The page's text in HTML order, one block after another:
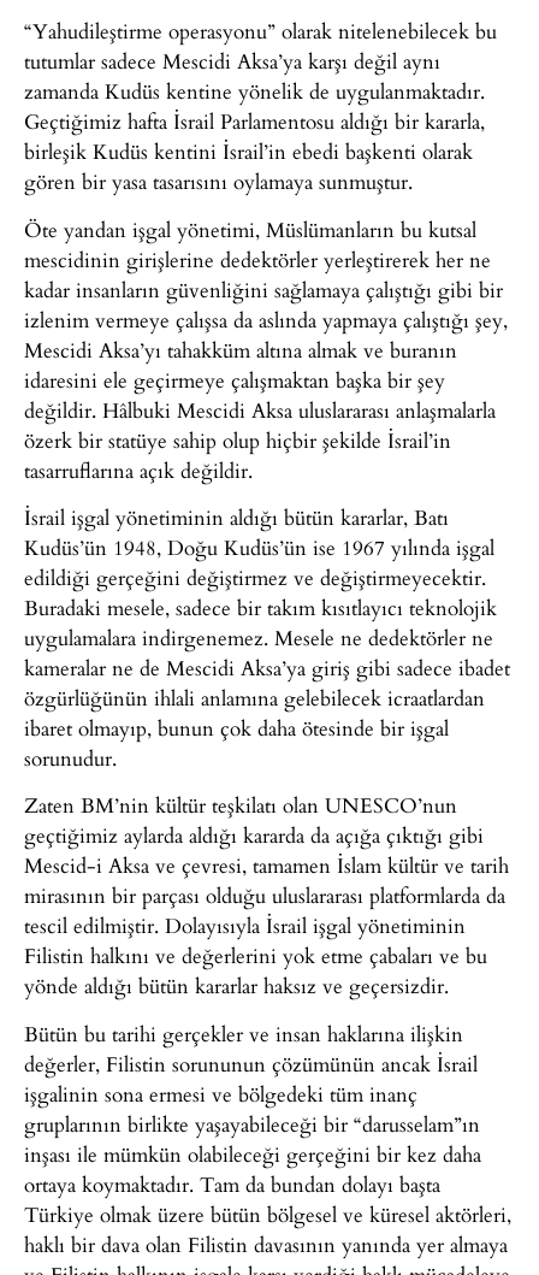
“Yahudileştirme operasyonu” olarak nitelenebilecek bu
tutumlar sadece Mescidi Aksa’ya karşı değil aynı
zamanda Kudüs kentine yönelik de uygulanmaktadır.
Geçtiğimiz hafta İsrail Parlamentosu aldığı bir kararla,
birleşik Kudüs kentini İsrail’in ebedi başkenti olarak
gören bir yasa tasarısını oylamaya sunmuştur.
Öte yandan işgal yönetimi, Müslümanların bu kutsal
mescidinin girişlerine dedektörler yerleştirerek her ne
kadar insanların güvenliğini sağlamaya çalıştığı gibi bir
izlenim vermeye çalışsa da aslında yapmaya çalıştığı şey,
Mescidi Aksa’yı tahakküm altına almak ve buranın
idaresini ele geçirmeye çalışmaktan başka bir şey
değildir. Hâlbuki Mescidi Aksa uluslararası anlaşmalarla
özerk bir statüye sahip olup hiçbir şekilde İsrail’in
tasarruflarına açık değildir.
İsrail işgal yönetiminin aldığı bütün kararlar, Batı
Kudüs’ün 1948, Doğu Kudüs’ün ise 1967 yılında işgal
edildiği gerçeğini değiştirmez ve değiştirmeyecektir.
Buradaki mesele, sadece bir takım kısıtlayıcı teknolojik
uygulamalara indirgenemez. Mesele ne dedektörler ne
kameralar ne de Mescidi Aksa’ya giriş gibi sadece ibadet
özgürlüğünün ihlali anlamına gelebilecek icraatlardan
ibaret olmayıp, bunun çok daha ötesinde bir işgal
sorunudur.
Zaten BM’nin kültür teşkilatı olan UNESCO’nun
geçtiğimiz aylarda aldığı kararda da açığa çıktığı gibi
Mescid-i Aksa ve çevresi, tamamen İslam kültür ve tarih
mirasının bir parçası olduğu uluslararası platformlarda da
tescil edilmiştir. Dolayısıyla İsrail işgal yönetiminin
Filistin halkını ve değerlerini yok etme çabaları ve bu
yönde aldığı bütün kararlar haksız ve geçersizdir.
Bütün bu tarihi gerçekler ve insan haklarına ilişkin
değerler, Filistin sorununun çözümünün ancak İsrail
işgalinin sona ermesi ve bölgedeki tüm inanç
gruplarının birlikte yaşayabileceği bir “darusselam”ın
inşası ile mümkün olabileceği gerçeğini bir kez daha
ortaya koymaktadır. Tam da bundan dolayı başta
Türkiye olmak üzere bütün bölgesel ve küresel aktörleri,
haklı bir dava olan Filistin davasının yanında yer almaya